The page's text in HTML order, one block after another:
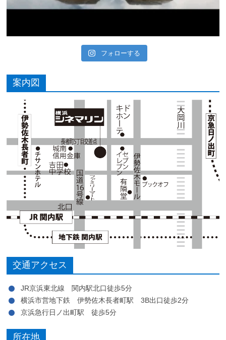
フォローする
案内図
交通アクセス
JR京浜東北線 関内駅北口徒歩5分
横浜市営地下鉄 伊勢佐木長者町駅 3B出口徒歩2分
京浜急行日ノ出町駅 徒歩5分
所在地